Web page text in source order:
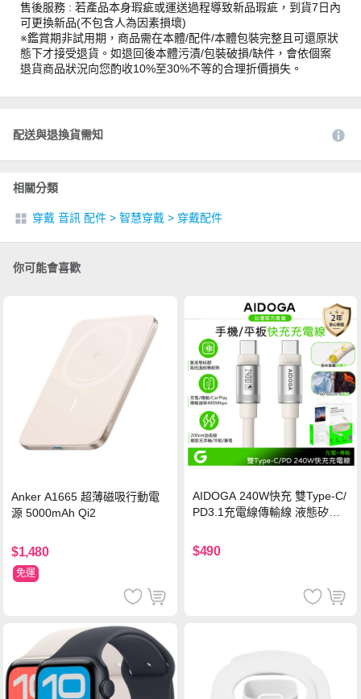
售後服務 : 若產品本身瑕疵或運送過程導致新品瑕疵，到貨7日內
可更換新品(不包含人為因素損壞)
※鑑賞期非試用期，商品需在本體/配件/本體包裝完整且可還原狀
態下才接受退貨。如退回後本體污漬/包裝破損/缺件，會依個案
退貨商品狀況向您酌收10%至30%不等的合理折價損失。
配送與退換貨需知
相關分類
穿戴 音訊 配件 > 智慧穿戴 > 穿戴配件
你可能會喜歡
Anker A1665 超薄磁吸行動電
源 5000mAh Qi2
$1,480
免運
AIDOGA 240W快充 雙Type-C/
PD3.1充電線傳輸線 液態矽膠
機/平板/筆電
$490